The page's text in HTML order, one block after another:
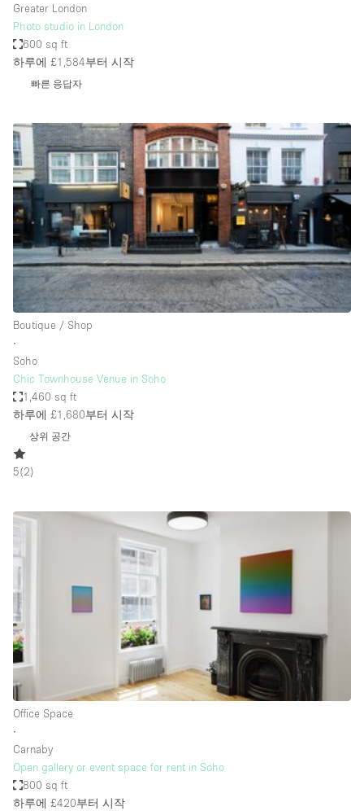
Air Conditioning
Animals Friendly
Bar
Car Display
Concierge
Counters
Daylight
Electricity
Elevator
Fitting Rooms
Furniture
Garment Rack
Ground Floor
Handicap Accessible
Large Door Entrance
Living Space
Multiple Rooms
Office Equipment
Private Parking
Raw
Greater London
Photo studio in London
600 sq ft
하루에 £1,584부터 시작
빠른 응답자
Boutique / Shop
∙
Soho
Chic Townhouse Venue in Soho
1,460 sq ft
하루에 £1,680부터 시작
상위 공간
5(2)
Office Space
∙
Carnaby
Open gallery or event space for rent in Soho
800 sq ft
하루에 £420부터 시작